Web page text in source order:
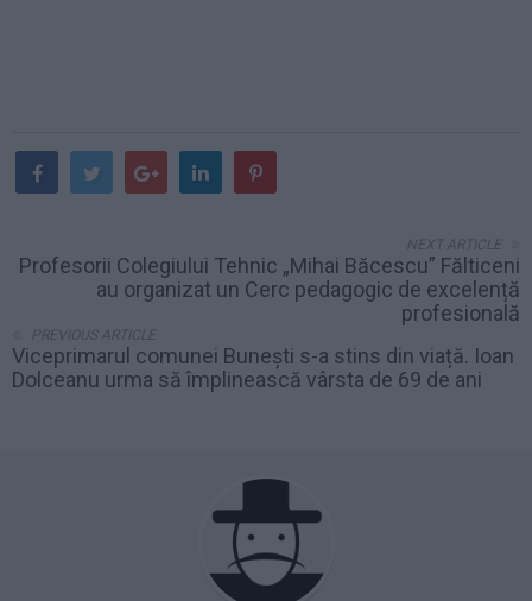
NEXT ARTICLE
Profesorii Colegiului Tehnic „Mihai Băcescu” Fălticeni
au organizat un Cerc pedagogic de excelență
profesională
PREVIOUS ARTICLE
Viceprimarul comunei Bunești s-a stins din viață. Ioan
Dolceanu urma să împlinească vârsta de 69 de ani